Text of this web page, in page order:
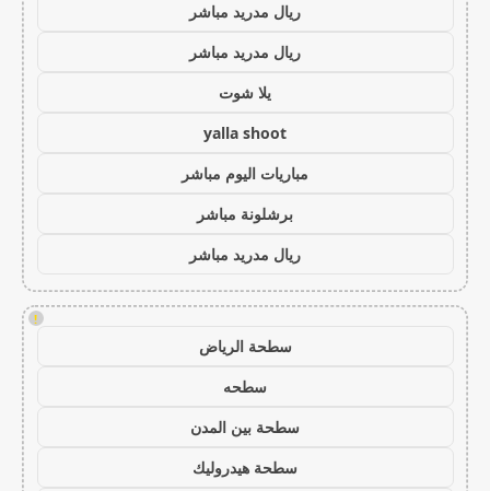
ريال مدريد مباشر
ريال مدريد مباشر
يلا شوت
yalla shoot
مباريات اليوم مباشر
برشلونة مباشر
ريال مدريد مباشر
!
سطحة الرياض
سطحه
سطحة بين المدن
سطحة هيدروليك